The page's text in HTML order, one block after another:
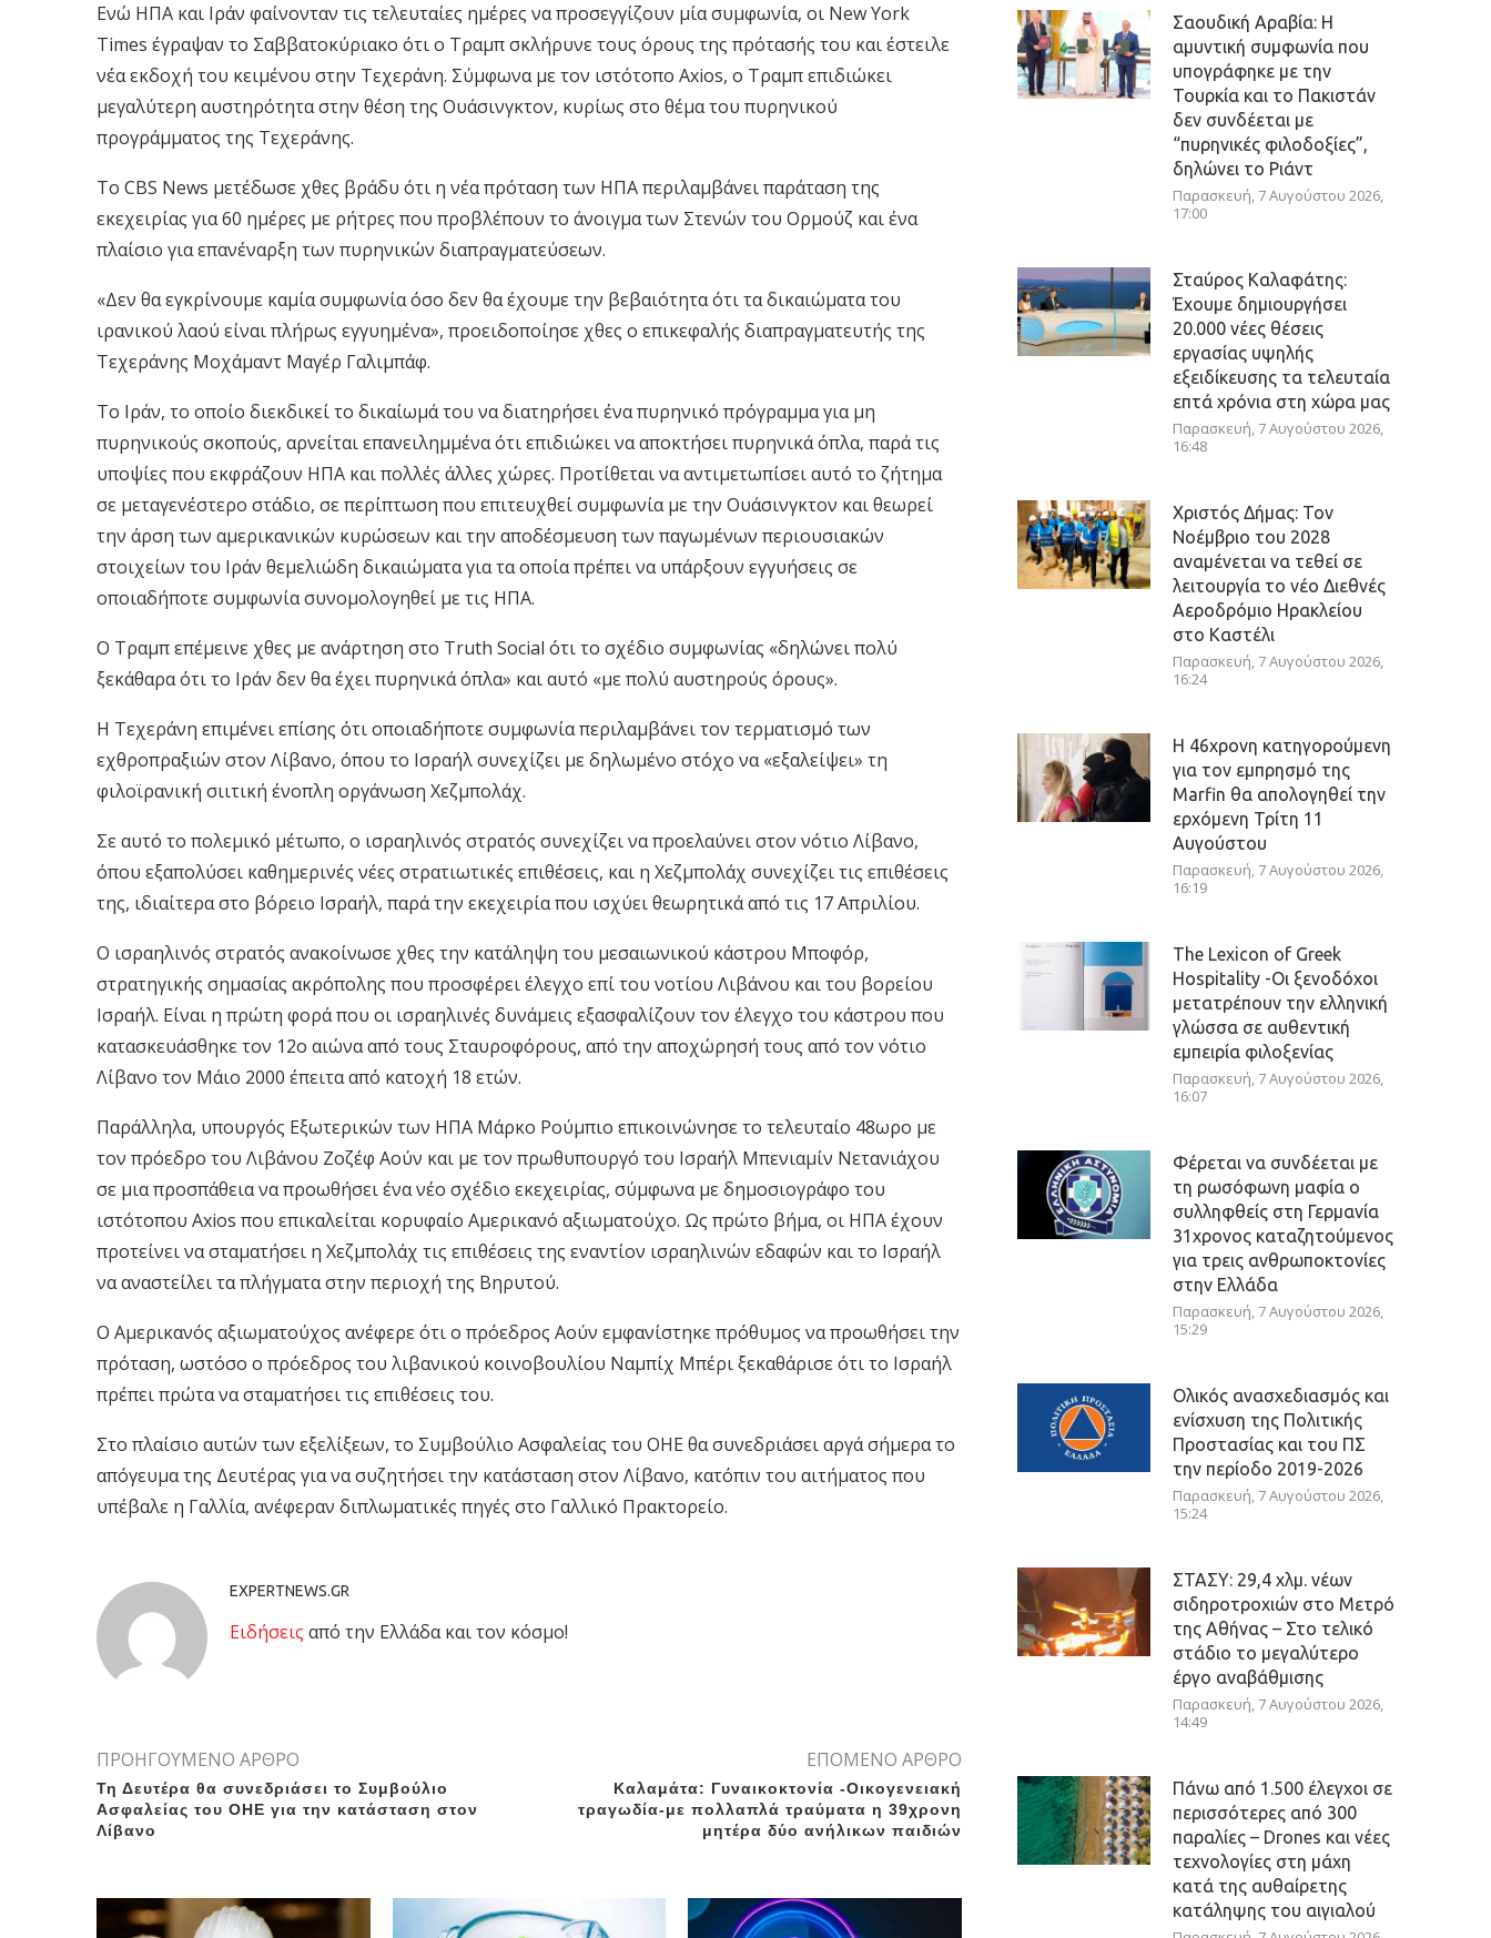
Ενώ ΗΠΑ και Ιράν φαίνονταν τις τελευταίες ημέρες να προσεγγίζουν μία συμφωνία, οι New York
Times έγραψαν το Σαββατοκύριακο ότι ο Τραμπ σκλήρυνε τους όρους της πρότασής του και έστειλε
νέα εκδοχή του κειμένου στην Τεχεράνη. Σύμφωνα με τον ιστότοπο Axios, ο Τραμπ επιδιώκει
μεγαλύτερη αυστηρότητα στην θέση της Ουάσινγκτον, κυρίως στο θέμα του πυρηνικού
προγράμματος της Τεχεράνης.
Το CBS News μετέδωσε χθες βράδυ ότι η νέα πρόταση των ΗΠΑ περιλαμβάνει παράταση της
εκεχειρίας για 60 ημέρες με ρήτρες που προβλέπουν το άνοιγμα των Στενών του Ορμούζ και ένα
πλαίσιο για επανέναρξη των πυρηνικών διαπραγματεύσεων.
«Δεν θα εγκρίνουμε καμία συμφωνία όσο δεν θα έχουμε την βεβαιότητα ότι τα δικαιώματα του
ιρανικού λαού είναι πλήρως εγγυημένα», προειδοποίησε χθες ο επικεφαλής διαπραγματευτής της
Τεχεράνης Μοχάμαντ Μαγέρ Γαλιμπάφ.
Το Ιράν, το οποίο διεκδικεί το δικαίωμά του να διατηρήσει ένα πυρηνικό πρόγραμμα για μη
πυρηνικούς σκοπούς, αρνείται επανειλημμένα ότι επιδιώκει να αποκτήσει πυρηνικά όπλα, παρά τις
υποψίες που εκφράζουν ΗΠΑ και πολλές άλλες χώρες. Προτίθεται να αντιμετωπίσει αυτό το ζήτημα
σε μεταγενέστερο στάδιο, σε περίπτωση που επιτευχθεί συμφωνία με την Ουάσινγκτον και θεωρεί
την άρση των αμερικανικών κυρώσεων και την αποδέσμευση των παγωμένων περιουσιακών
στοιχείων του Ιράν θεμελιώδη δικαιώματα για τα οποία πρέπει να υπάρξουν εγγυήσεις σε
οποιαδήποτε συμφωνία συνομολογηθεί με τις ΗΠΑ.
Ο Τραμπ επέμεινε χθες με ανάρτηση στο Truth Social ότι το σχέδιο συμφωνίας «δηλώνει πολύ
ξεκάθαρα ότι το Ιράν δεν θα έχει πυρηνικά όπλα» και αυτό «με πολύ αυστηρούς όρους».
Η Τεχεράνη επιμένει επίσης ότι οποιαδήποτε συμφωνία περιλαμβάνει τον τερματισμό των
εχθροπραξιών στον Λίβανο, όπου το Ισραήλ συνεχίζει με δηλωμένο στόχο να «εξαλείψει» τη
φιλοϊρανική σιιτική ένοπλη οργάνωση Χεζμπολάχ.
Σε αυτό το πολεμικό μέτωπο, ο ισραηλινός στρατός συνεχίζει να προελαύνει στον νότιο Λίβανο,
όπου εξαπολύσει καθημερινές νέες στρατιωτικές επιθέσεις, και η Χεζμπολάχ συνεχίζει τις επιθέσεις
της, ιδιαίτερα στο βόρειο Ισραήλ, παρά την εκεχειρία που ισχύει θεωρητικά από τις 17 Απριλίου.
Ο ισραηλινός στρατός ανακοίνωσε χθες την κατάληψη του μεσαιωνικού κάστρου Μποφόρ,
στρατηγικής σημασίας ακρόπολης που προσφέρει έλεγχο επί του νοτίου Λιβάνου και του βορείου
Ισραήλ. Είναι η πρώτη φορά που οι ισραηλινές δυνάμεις εξασφαλίζουν τον έλεγχο του κάστρου που
κατασκευάσθηκε τον 12ο αιώνα από τους Σταυροφόρους, από την αποχώρησή τους από τον νότιο
Λίβανο τον Μάιο 2000 έπειτα από κατοχή 18 ετών.
Παράλληλα, υπουργός Εξωτερικών των ΗΠΑ Μάρκο Ρούμπιο επικοινώνησε το τελευταίο 48ωρο με
τον πρόεδρο του Λιβάνου Ζοζέφ Αούν και με τον πρωθυπουργό του Ισραήλ Μπενιαμίν Νετανιάχου
σε μια προσπάθεια να προωθήσει ένα νέο σχέδιο εκεχειρίας, σύμφωνα με δημοσιογράφο του
ιστότοπου Axios που επικαλείται κορυφαίο Αμερικανό αξιωματούχο. Ως πρώτο βήμα, οι ΗΠΑ έχουν
προτείνει να σταματήσει η Χεζμπολάχ τις επιθέσεις της εναντίον ισραηλινών εδαφών και το Ισραήλ
να αναστείλει τα πλήγματα στην περιοχή της Βηρυτού.
Ο Αμερικανός αξιωματούχος ανέφερε ότι ο πρόεδρος Αούν εμφανίστηκε πρόθυμος να προωθήσει την
πρόταση, ωστόσο ο πρόεδρος του λιβανικού κοινοβουλίου Ναμπίχ Μπέρι ξεκαθάρισε ότι το Ισραήλ
πρέπει πρώτα να σταματήσει τις επιθέσεις του.
Στο πλαίσιο αυτών των εξελίξεων, το Συμβούλιο Ασφαλείας του ΟΗΕ θα συνεδριάσει αργά σήμερα το
απόγευμα της Δευτέρας για να συζητήσει την κατάσταση στον Λίβανο, κατόπιν του αιτήματος που
υπέβαλε η Γαλλία, ανέφεραν διπλωματικές πηγές στο Γαλλικό Πρακτορείο.
EXPERTNEWS.GR
Eιδήσεις από την Ελλάδα και τον κόσμο!
ΠΡΟΗΓΟΥΜΕΝΟ ΑΡΘΡΟ
Τη Δευτέρα θα συνεδριάσει το Συμβούλιο
Ασφαλείας του ΟΗΕ για την κατάσταση στον
Λίβανο
ΕΠΟΜΕΝΟ ΑΡΘΡΟ
Καλαμάτα: Γυναικοκτονία -Οικογενειακή
τραγωδία-με πολλαπλά τραύματα η 39χρονη
μητέρα δύο ανήλικων παιδιών
Σαουδική Αραβία: Η
αμυντική συμφωνία που
υπογράφηκε με την
Τουρκία και το Πακιστάν
δεν συνδέεται με
“πυρηνικές φιλοδοξίες”,
δηλώνει το Ριάντ
Παρασκευή, 7 Αυγούστου 2026,
17:00
Σταύρος Καλαφάτης:
Έχουμε δημιουργήσει
20.000 νέες θέσεις
εργασίας υψηλής
εξειδίκευσης τα τελευταία
επτά χρόνια στη χώρα μας
Παρασκευή, 7 Αυγούστου 2026,
16:48
Χριστός Δήμας: Τον
Νοέμβριο του 2028
αναμένεται να τεθεί σε
λειτουργία το νέο Διεθνές
Αεροδρόμιο Ηρακλείου
στο Καστέλι
Παρασκευή, 7 Αυγούστου 2026,
16:24
Η 46χρονη κατηγορούμενη
για τον εμπρησμό της
Marfin θα απολογηθεί την
ερχόμενη Τρίτη 11
Αυγούστου
Παρασκευή, 7 Αυγούστου 2026,
16:19
The Lexicon of Greek
Hospitality -Οι ξενοδόχοι
μετατρέπουν την ελληνική
γλώσσα σε αυθεντική
εμπειρία φιλοξενίας
Παρασκευή, 7 Αυγούστου 2026,
16:07
Φέρεται να συνδέεται με
τη ρωσόφωνη μαφία ο
συλληφθείς στη Γερμανία
31χρονος καταζητούμενος
για τρεις ανθρωποκτονίες
στην Ελλάδα
Παρασκευή, 7 Αυγούστου 2026,
15:29
Ολικός ανασχεδιασμός και
ενίσχυση της Πολιτικής
Προστασίας και του ΠΣ
την περίοδο 2019-2026
Παρασκευή, 7 Αυγούστου 2026,
15:24
ΣΤΑΣΥ: 29,4 χλμ. νέων
σιδηροτροχιών στο Μετρό
της Αθήνας – Στο τελικό
στάδιο το μεγαλύτερο
έργο αναβάθμισης
Παρασκευή, 7 Αυγούστου 2026,
14:49
Πάνω από 1.500 έλεγχοι σε
περισσότερες από 300
παραλίες – Drones και νέες
τεχνολογίες στη μάχη
κατά της αυθαίρετης
κατάληψης του αιγιαλού